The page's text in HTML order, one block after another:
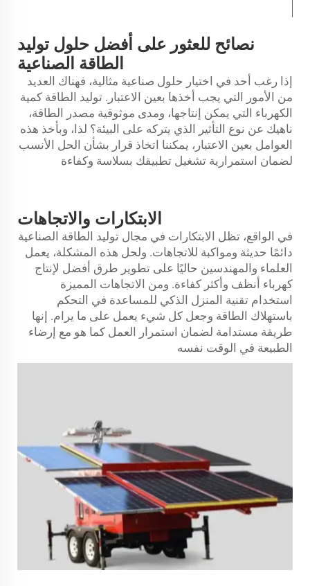
نصائح للعثور على أفضل حلول توليد
الطاقة الصناعية
إذا رغب أحد في اختيار حلول صناعية مثالية، فهناك العديد
من الأمور التي يجب أخذها بعين الاعتبار. توليد الطاقة كمية
الكهرباء التي يمكن إنتاجها، ومدى موثوقية مصدر الطاقة،
ناهيك عن نوع التأثير الذي يتركه على البيئة؟ لذا، وبأخذ هذه
العوامل بعين الاعتبار، يمكننا اتخاذ قرار بشأن الحل الأنسب
لضمان استمرارية تشغيل تطبيقك بسلاسة وكفاءة
الابتكارات والاتجاهات
في الواقع، تظل الابتكارات في مجال توليد الطاقة الصناعية
دائمًا حديثة ومواكبة للاتجاهات. ولحل هذه المشكلة، يعمل
العلماء والمهندسين حاليًا على تطوير طرق أفضل لإنتاج
كهرباء أنظف وأكثر كفاءة. ومن الاتجاهات المميزة
استخدام تقنية المنزل الذكي للمساعدة في التحكم
باستهلاك الطاقة وجعل كل شيء يعمل على ما يرام. إنها
طريقة مستدامة لضمان استمرار العمل كما هو مع إرضاء
الطبيعة في الوقت نفسه